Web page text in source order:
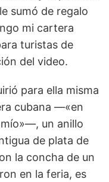
sumó de regalo
mi cartera
turistas de
del video.
para ella misma
cubana —«en
un anillo
de plata de
la concha de un
en la feria, es